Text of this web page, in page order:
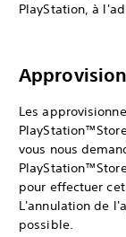
PlayStation, à
Les
vous nous
pour effectuer
L'annulation de
possible.